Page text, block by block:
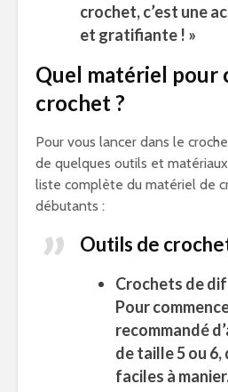
crochet, c’est une
et gratifiante ! »
Quel matériel pour
crochet ?
Pour vous lancer dans le
de quelques outils et
liste complète du matériel de
débutants :
Outils de
Crochets de
Pour
recommandé
de taille 5 ou 6,
faciles à